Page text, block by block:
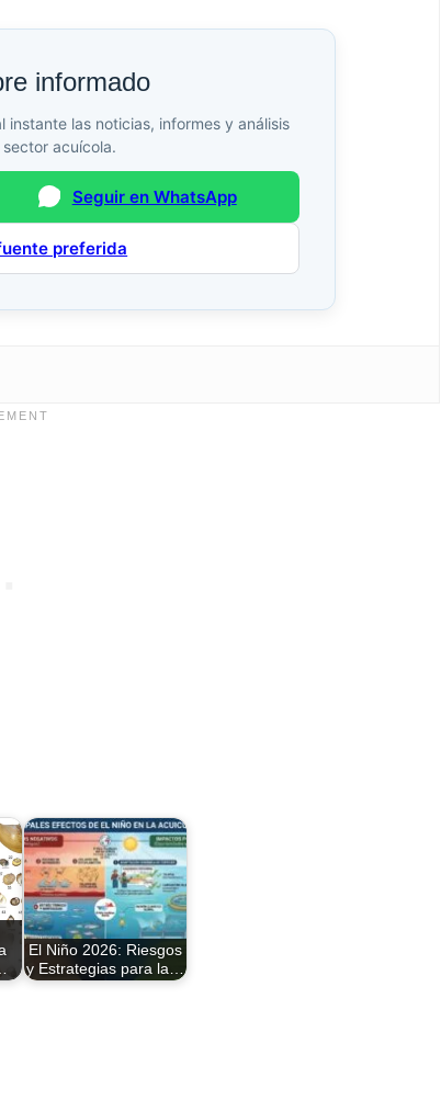
informado
las noticias, informes y análisis
acuícola.
Seguir en WhatsApp
preferida
El Niño 2026: Riesgos
y Estrategias para la…